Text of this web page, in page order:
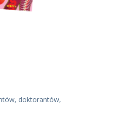
doktorantów,